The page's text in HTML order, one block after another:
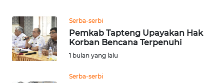
Serba-serbi
Pemkab Tapteng Upayakan Hak
Korban Bencana Terpenuhi
1 bulan yang lalu
Serba-serbi
WN
INDRAMAYU
WN